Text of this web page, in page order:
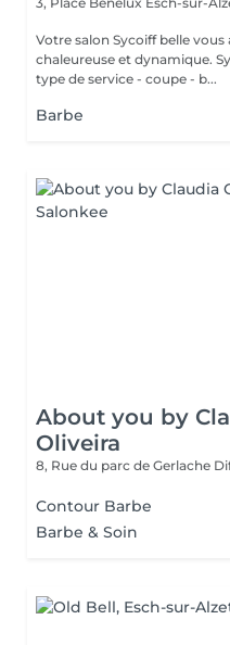
Votre salon Sycoiff belle
chaleureuse et dynamique. Sycoiff Belle vous propose : - tout
type de service - coupe - b...
Barbe
About you by
Oliveira
8, Rue du parc de Gerlache
Contour Barbe
Barbe & Soin